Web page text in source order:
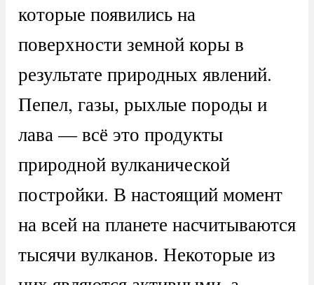
которые появились на
поверхности земной коры в
результате природных явлений.
Пепел, газы, рыхлые породы и
лава — всё это продукты
природной вулканической
постройки. В настоящий момент
на всей на планете насчитываются
тысячи вулканов. Некоторые из